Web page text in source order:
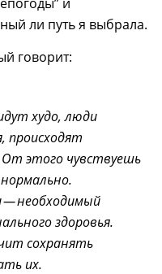
ли путь я выбрала.
говорит:
худо, люди
происходят
От этого чувствуешь
необходимый
здоровья.
сохранять
их.